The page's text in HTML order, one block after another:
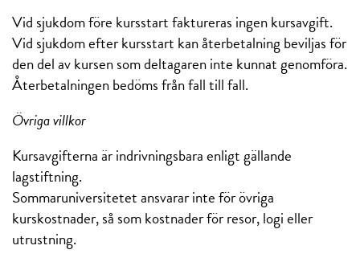
Vid sjukdom före kursstart faktureras ingen kursavgift.
Vid sjukdom efter kursstart kan återbetalning beviljas för
den del av kursen som deltagaren inte kunnat genomföra.
Återbetalningen bedöms från fall till fall.
Övriga villkor
Kursavgifterna är indrivningsbara enligt gällande
lagstiftning.
Sommaruniversitetet ansvarar inte för övriga
kurskostnader, så som kostnader för resor, logi eller
utrustning.